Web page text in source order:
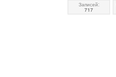
Записей:
717